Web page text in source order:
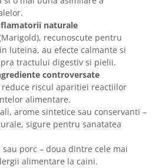
naturale
recunoscute pentru
luteina, au efecte calmante si
tractului digestiv si pielii.
controversate
reduce riscul aparitiei reactiilor
alimentare.
arome sintetice sau conservanti –
sigure pentru sanatatea
porc – doua dintre cele mai
alimentare la caini.